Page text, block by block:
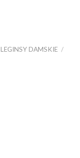
LEGINSY DAMSKIE /